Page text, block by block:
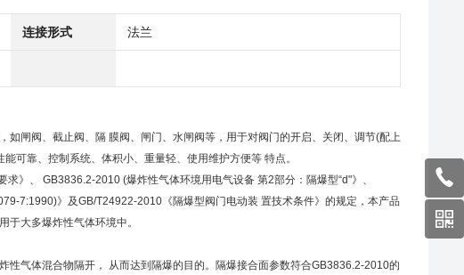
连接形式 法兰
闸阀、截止阀、隔 膜阀、闸门、水闸阀等，用于对阀门的开启、关闭、调节(配上
可靠、控制系统、体积小、重量轻、使用维护方便等 特点。
》、 GB3836.2-2010 (爆炸性气体环境用电气设备 第2部分：隔爆型“d"》、
7:1990)》及GB/T24922-2010《隔爆型阀门电动装 置技术条件》的规定，本产品
于大多爆炸性气体环境中。
气体混合物隔开， 从而达到隔爆的目的。隔爆接合面参数符合GB3836.2-2010的